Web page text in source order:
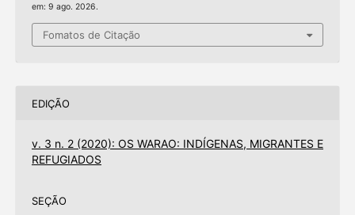
em: 9 ago. 2026.
Fomatos de Citação
EDIÇÃO
v. 3 n. 2 (2020): OS WARAO: INDÍGENAS, MIGRANTES E
REFUGIADOS
SEÇÃO